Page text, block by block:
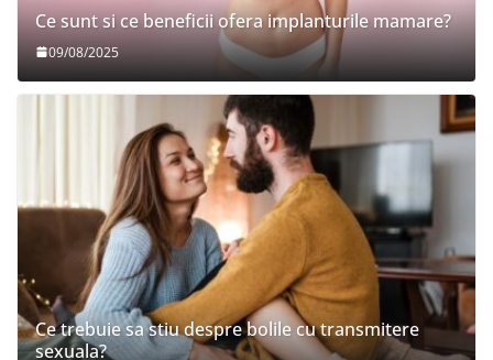
Ce sunt si ce beneficii ofera implanturile mamare?
09/08/2025
Ce trebuie sa stiu despre bolile cu transmitere
sexuala?